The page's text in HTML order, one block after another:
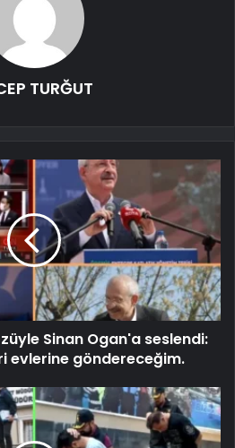
TURĞUT
Sinan Ogan'a seslendi:
evlerine göndereceğim.